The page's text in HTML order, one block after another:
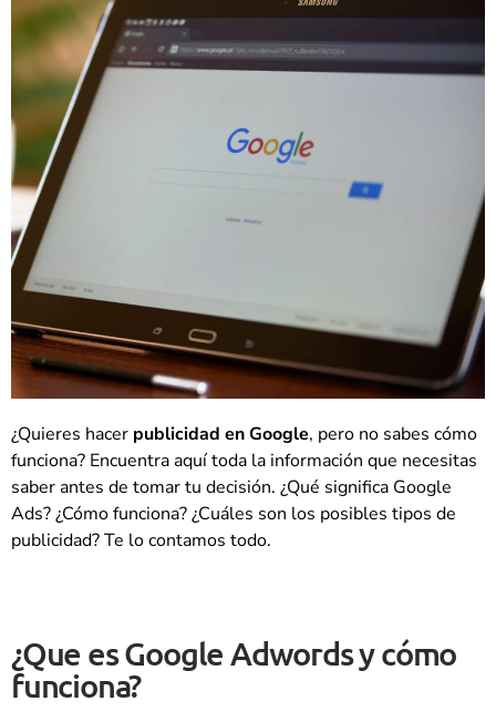
¿Quieres hacer publicidad en Google, pero no sabes cómo
funciona? Encuentra aquí toda la información que necesitas
saber antes de tomar tu decisión. ¿Qué significa Google
Ads? ¿Cómo funciona? ¿Cuáles son los posibles tipos de
publicidad? Te lo contamos todo.
¿Que es Google Adwords y cómo
funciona?